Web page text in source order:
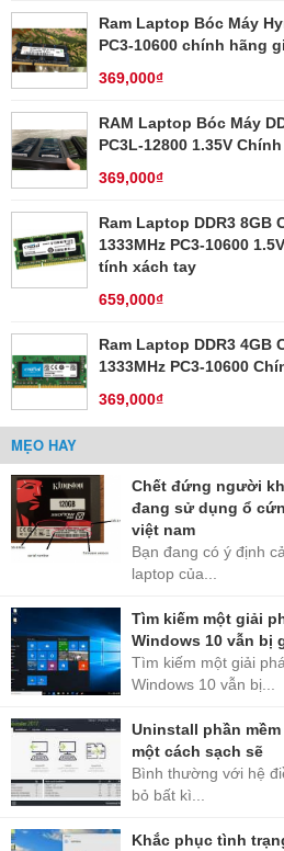
Ram Laptop Bóc Máy
PC3-10600 chính hãng
369,000₫
RAM Laptop Bóc Máy
PC3L-12800 1.35V
369,000₫
Ram Laptop DDR3 8GB
1333MHz PC3-10600
tính xách tay
659,000₫
Ram Laptop DDR3 4GB
1333MHz PC3-10600
369,000₫
MẸO HAY
Chết đứng người
đang sử dụng ổ
việt nam
Bạn đang có ý định
laptop của...
Tìm kiếm một giải
Windows 10 vẫn bị
Tìm kiếm một giải
Windows 10 vẫn bị...
Uninstall phần
một cách sạch sẽ
Bình thường với hệ
bỏ bất kì...
Khắc phục tình